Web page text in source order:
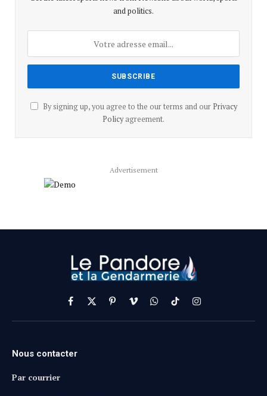
and politics.
By signing up, you agree to the our terms and our Privacy
Policyagreement.
Advertisement
Facebook
X
(Twitter)
PinterestVimeoWhatsApp
TikTokInstagram
Nous contacter
Par courrier